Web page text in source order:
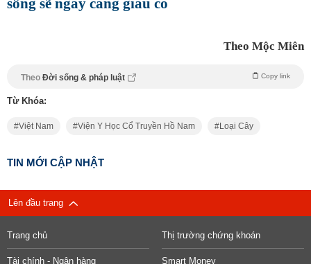
Theo Mộc Miên
Theo Đời sống & pháp luật Copy link
Từ Khóa:
Việt Nam Viện Y Học Cổ Truyền Hồ Nam Loại Cây
TIN MỚI CẬP NHẬT
Lên đầu trang
Trang chủ Thị trường chứng khoán
Tài chính - Ngân hàng Smart Money